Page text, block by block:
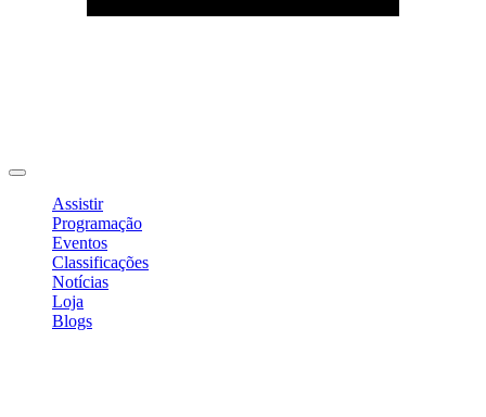
Assistir
Programação
Eventos
Classificações
Notícias
Loja
Blogs